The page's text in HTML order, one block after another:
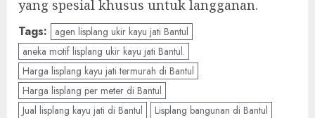
yang spesial khusus untuk langganan.
Tags:
agen lisplang ukir kayu jati Bantul
aneka motif lisplang ukir kayu jati Bantul.
Harga lisplang kayu jati termurah di Bantul
Harga lisplang per meter di Bantul
Jual lisplang kayu jati di Bantul
Lisplang bangunan di Bantul